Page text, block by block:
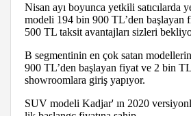
Nisan ayı boyunca yetkili satıcılarda
modeli 194 bin 900 TL’den başlayan
500 TL taksit avantajları sizleri
B segmentinin en çok satan
900 TL’den başlayan fiyat ve 2 bin TL
showroomlara giriş yapıyor.
SUV modeli Kadjar' ın 2020